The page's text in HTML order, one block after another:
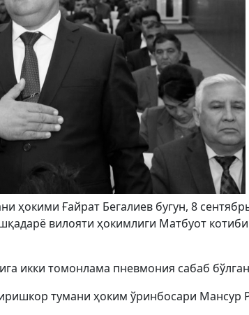
Ғайрат Бегалиев бугун, 8
вилояти ҳокимлиги Матбуот
икки томонлама пневмония сабаб
тумани ҳоким ўринбосари Мансур